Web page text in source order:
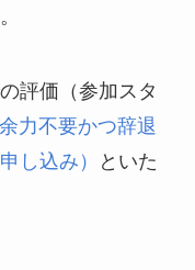
。
評価（参加スタ
力不要かつ辞退
し込み）
といた